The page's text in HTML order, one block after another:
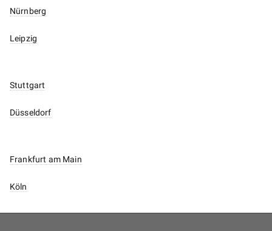
Nürnberg
Leipzig
Stuttgart
Düsseldorf
Frankfurt am Main
Köln